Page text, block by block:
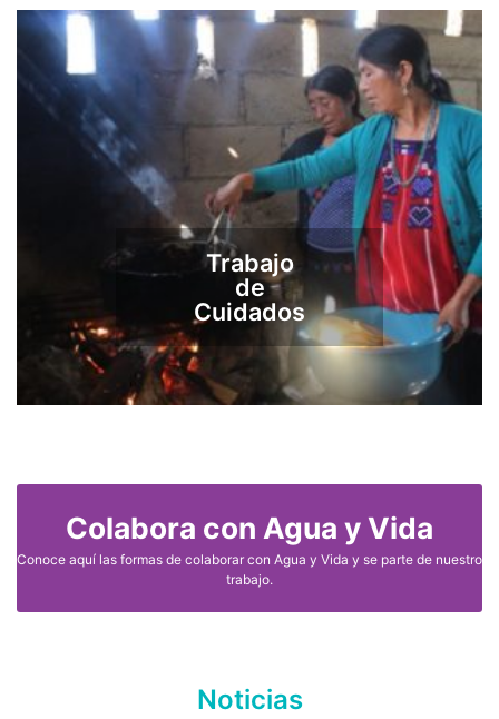
Trabajo
de
Cuidados
Colabora con Agua y Vida
Conoce aquí las formas de colaborar con Agua y Vida y se parte de nuestro
trabajo.
Noticias